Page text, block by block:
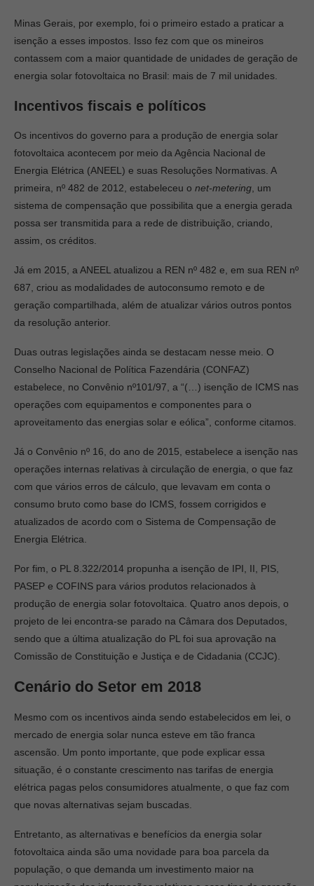
Minas Gerais, por exemplo, foi o primeiro estado a praticar a
isenção a esses impostos. Isso fez com que os mineiros
contassem com a maior quantidade de unidades de geração de
energia solar fotovoltaica no Brasil: mais de 7 mil unidades.
Incentivos fiscais e políticos
Os incentivos do governo para a produção de energia solar
fotovoltaica acontecem por meio da Agência Nacional de
Energia Elétrica (ANEEL) e suas Resoluções Normativas. A
primeira, nº 482 de 2012, estabeleceu o net-metering , um
sistema de compensação que possibilita que a energia gerada
possa ser transmitida para a rede de distribuição, criando,
assim, os créditos.
Já em 2015, a ANEEL atualizou a REN nº 482 e, em sua REN nº
687, criou as modalidades de autoconsumo remoto e de
geração compartilhada, além de atualizar vários outros pontos
da resolução anterior.
Duas outras legislações ainda se destacam nesse meio. O
Conselho Nacional de Política Fazendária (CONFAZ)
estabelece, no Convênio nº101/97, a “(…) isenção de ICMS nas
operações com equipamentos e componentes para o
aproveitamento das energias solar e eólica”, conforme citamos.
Já o Convênio nº 16, do ano de 2015, estabelece a isenção nas
operações internas relativas à circulação de energia, o que faz
com que vários erros de cálculo, que levavam em conta o
consumo bruto como base do ICMS, fossem corrigidos e
atualizados de acordo com o Sistema de Compensação de
Energia Elétrica.
Por fim, o PL 8.322/2014 propunha a isenção de IPI, II, PIS,
PASEP e COFINS para vários produtos relacionados à
produção de energia solar fotovoltaica. Quatro anos depois, o
projeto de lei encontra-se parado na Câmara dos Deputados,
sendo que a última atualização do PL foi sua aprovação na
Comissão de Constituição e Justiça e de Cidadania (CCJC).
Cenário do Setor em 2018
Mesmo com os incentivos ainda sendo estabelecidos em lei, o
mercado de energia solar nunca esteve em tão franca
ascensão. Um ponto importante, que pode explicar essa
situação, é o constante crescimento nas tarifas de energia
elétrica pagas pelos consumidores atualmente, o que faz com
que novas alternativas sejam buscadas.
Entretanto, as alternativas e benefícios da energia solar
fotovoltaica ainda são uma novidade para boa parcela da
população, o que demanda um investimento maior na